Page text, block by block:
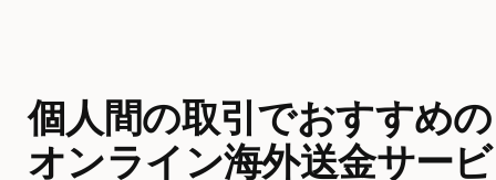
個人間の取引でおすすめの
オンライン海外送金サービ